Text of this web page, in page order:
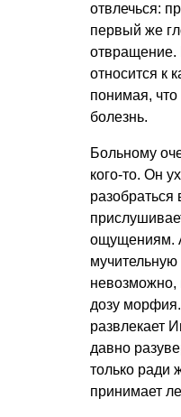
отвлечься:
первый же
отвращение.
относится к
понимая, что
болезнь.
Больному
кого-то. Он
разобраться
ощущениям.
мучительную
невозможно,
дозу
развлекает
давно
только ради
принимает